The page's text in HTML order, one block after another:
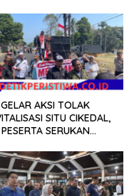
Indonesia Asri
AKSI TOLAK
SITU CIKEDAL,
SERUKAN